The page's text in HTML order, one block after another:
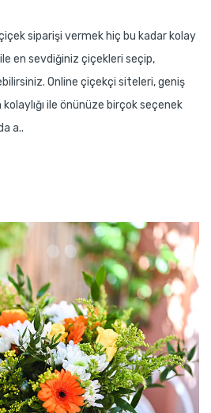
siparişi vermek hiç bu kadar kolay
en sevdiğiniz çiçekleri seçip,
Online çiçekçi siteleri, geniş
ile önünüze birçok seçenek
a..